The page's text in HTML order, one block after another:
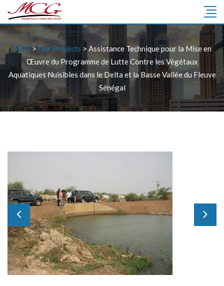
MCG>Our Projects > Assistance Technique pour la Mise en
Œuvre du Programme de Lutte Contre les Végétaux
Aquatiques Nuisibles dans le Delta et la Basse Vallée du Fleuve
Sénégal